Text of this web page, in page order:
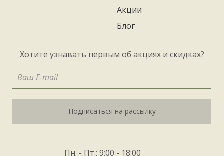
Акции
Блог
Хотите узнавать первым об акциях и скидках?
Подписаться на рассылку
Пн. - Пт.: 9:00 - 18:00